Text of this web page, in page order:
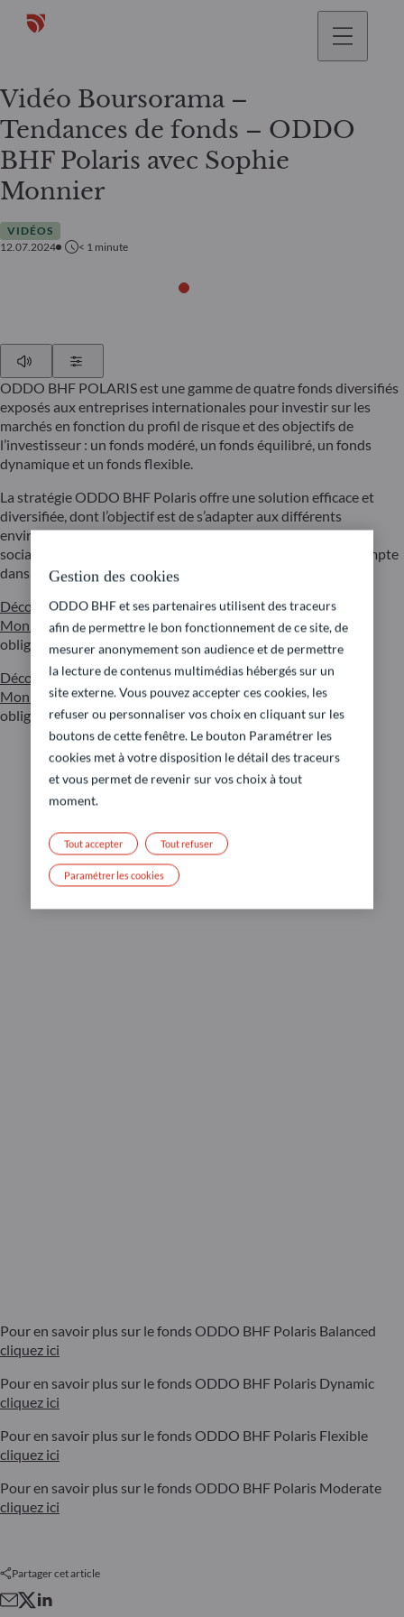
Vidéo Boursorama –
Tendances de fonds – ODDO
BHF Polaris avec Sophie
Monnier
VIDÉOS
12.07.2024
< 1 minute
ODDO BHF POLARIS est une gamme de quatre fonds diversifiés
exposés aux entreprises internationales pour investir sur les
marchés en fonction du profil de risque et des objectifs de
l’investisseur : un fonds modéré, un fonds équilibré, un fonds
dynamique et un fonds flexible.
La stratégie ODDO BHF Polaris offre une solution efficace et
diversifiée, dont l’objectif est de s’adapter aux différents
environnements de marché. Les critères environnementaux,
sociaux et de gouvernance (ESG) sont pleinement pris en compte
dans le processus d’investissement.
Découvrez ODDO BHF Polaris en vidéo avec Sophie
MonnierSpécialiste produits Investissements diversifiés et
obligataires
Découvrez ODDO BHF Polaris en vidéo avec Sophie
MonnierSpécialiste produits Investissements diversifiés et
obligataires
Pour en savoir plus sur le fonds ODDO BHF Polaris Balanced
cliquez ici
Pour en savoir plus sur le fonds ODDO BHF Polaris Dynamic
cliquez ici
Pour en savoir plus sur le fonds ODDO BHF Polaris Flexible
cliquez ici
Pour en savoir plus sur le fonds ODDO BHF Polaris Moderate
cliquez ici
Partager cet article
Gestion des cookies
ODDO BHF et ses partenaires utilisent des traceurs
afin de permettre le bon fonctionnement de ce site, de
mesurer anonymement son audience et de permettre
la lecture de contenus multimédias hébergés sur un
site externe. Vous pouvez accepter ces cookies, les
refuser ou personnaliser vos choix en cliquant sur les
boutons de cette fenêtre. Le bouton Paramétrer les
cookies met à votre disposition le détail des traceurs
et vous permet de revenir sur vos choix à tout
moment.
Tout refuser
Tout accepter
Paramétrer les cookies